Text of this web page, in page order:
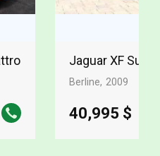
Jaguar XF
Berline 2009
40,995 $